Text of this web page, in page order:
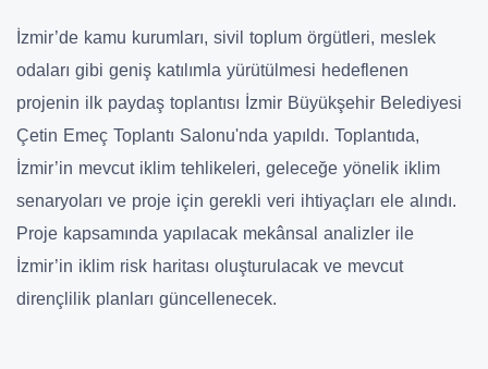
İzmir’de kamu kurumları, sivil toplum örgütleri, meslek
odaları gibi geniş katılımla yürütülmesi hedeflenen
projenin ilk paydaş toplantısı İzmir Büyükşehir Belediyesi
Çetin Emeç Toplantı Salonu'nda yapıldı. Toplantıda,
İzmir’in mevcut iklim tehlikeleri, geleceğe yönelik iklim
senaryoları ve proje için gerekli veri ihtiyaçları ele alındı.
Proje kapsamında yapılacak mekânsal analizler ile
İzmir’in iklim risk haritası oluşturulacak ve mevcut
dirençlilik planları güncellenecek.